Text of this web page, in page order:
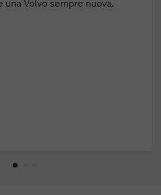
una Volvo sempre nuova.